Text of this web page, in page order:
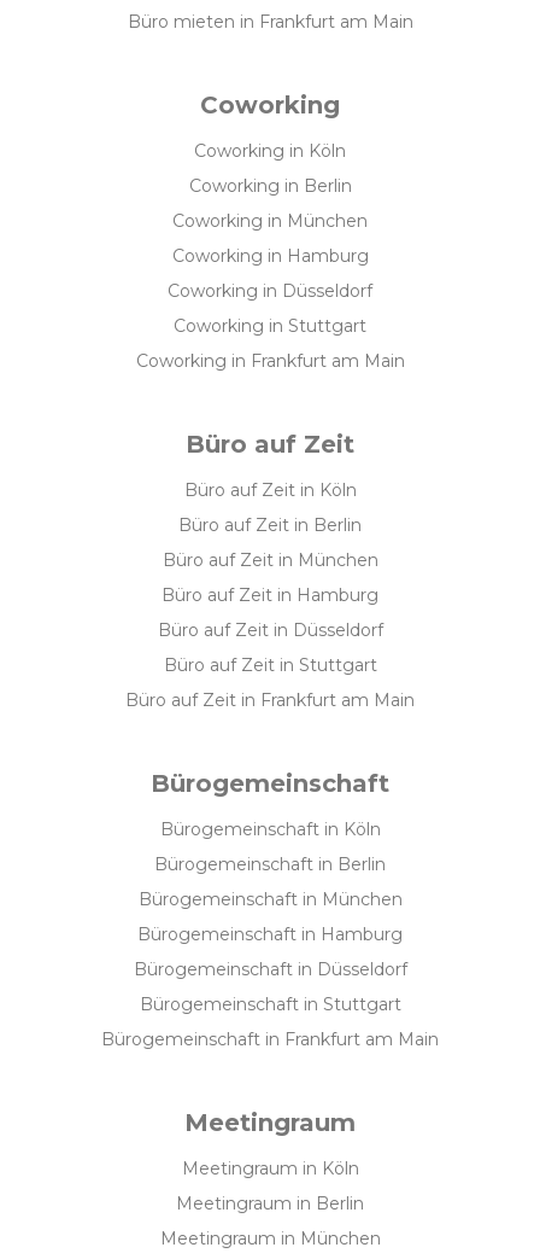
Büro mieten in Frankfurt am Main
Coworking
Coworking in Köln
Coworking in Berlin
Coworking in München
Coworking in Hamburg
Coworking in Düsseldorf
Coworking in Stuttgart
Coworking in Frankfurt am Main
Büro auf Zeit
Büro auf Zeit in Köln
Büro auf Zeit in Berlin
Büro auf Zeit in München
Büro auf Zeit in Hamburg
Büro auf Zeit in Düsseldorf
Büro auf Zeit in Stuttgart
Büro auf Zeit in Frankfurt am Main
Bürogemeinschaft
Bürogemeinschaft in Köln
Bürogemeinschaft in Berlin
Bürogemeinschaft in München
Bürogemeinschaft in Hamburg
Bürogemeinschaft in Düsseldorf
Bürogemeinschaft in Stuttgart
Bürogemeinschaft in Frankfurt am Main
Meetingraum
Meetingraum in Köln
Meetingraum in Berlin
Meetingraum in München